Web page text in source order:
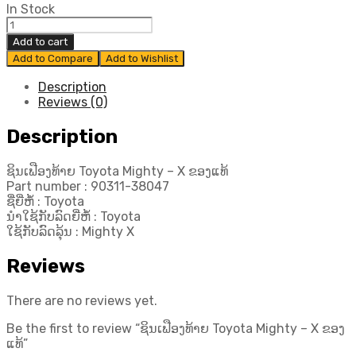
In Stock
ຊິນ
ເຟືອງ
ທ້າຍ
Toyota
Mighty
ຂອງ
ແທ້
quantity
Add to cart
Add to Compare
Add to Wishlist
Description
Reviews (0)
Description
ຊິນເຟືອງທ້າຍ Toyota Mighty – X ຂອງແທ້
Part number : 90311-38047
ຊື່ຍີ່ຫໍ້ : Toyota
ນຳໃຊ້ກັບລົດຍີ່ຫໍ້ : Toyota
ໃຊ້ກັບລົດລຸ້ນ : Mighty X
Reviews
There are no reviews yet.
Be the first to review “ຊິນເຟືອງທ້າຍ Toyota Mighty – X ຂອງ
ແທ້”